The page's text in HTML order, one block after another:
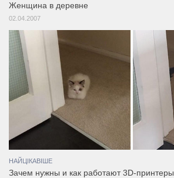
Женщина в деревне
02.04.2007
НАЙЦІКАВІШЕ
Зачем нужны и как работают 3D-принтеры